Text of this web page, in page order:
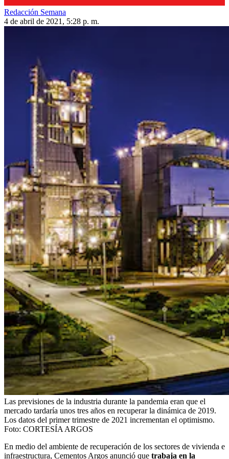
Redacción Semana
4 de abril de 2021, 5:28 p. m.
Las previsiones de la industria durante la pandemia eran que el
mercado tardaría unos tres años en recuperar la dinámica de 2019.
Los datos del primer trimestre de 2021 incrementan el optimismo.
Foto: CORTESÍA ARGOS
En medio del ambiente de recuperación de los sectores de vivienda e
infraestructura, Cementos Argos anunció que trabaja en la